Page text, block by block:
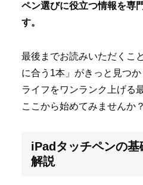
ペン選びに役立つ情報を専
す。
最後までお読みいただくこ
に合う1本」がきっと見つ
ライフをワンランク上げる
ここから始めてみませんか？
iPadタッチペンの
解説